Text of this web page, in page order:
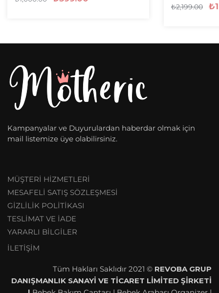
₺2,199.00 ₺
Kampanyalar ve Duyurulardan haberdar olmak için
mail listemize üye olabilirsiniz.
MÜŞTERİ HİZMETLERİ
MESAFELİ SATIŞ SÖZLEŞMESİ
GİZLİLİK POLİTİKASI
TESLİMAT VE İADE
YARARLI BİLGİLER
İLETİŞİM
Tüm Hakları Saklıdır 2021 © REVOBA GRUP
DANIŞMANLIK SANAYİ VE TİCARET LİMİTED ŞİRKETİ